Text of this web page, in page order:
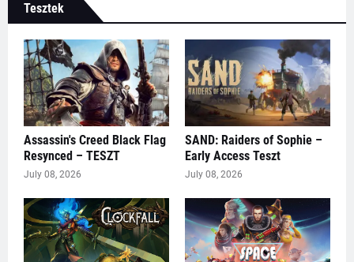
Tesztek
Assassin's Creed Black Flag
Resynced – TESZT
July 08, 2026
SAND: Raiders of Sophie –
Early Access Teszt
July 08, 2026